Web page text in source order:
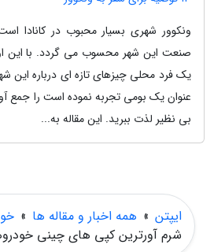
ونکوور شهری بسیار محبوب در کانادا
صنعت این شهر محسوب می گردد. با این
یک فرد محلی چیزهای تازه ای درباره این
عنوان یک بومی تجربه نموده است را جمع
بی نظیر لذت ببرید. این مقاله به...
ایپتن » همه اخبار و مقاله ها »
شرم آورترین کپی های چینی